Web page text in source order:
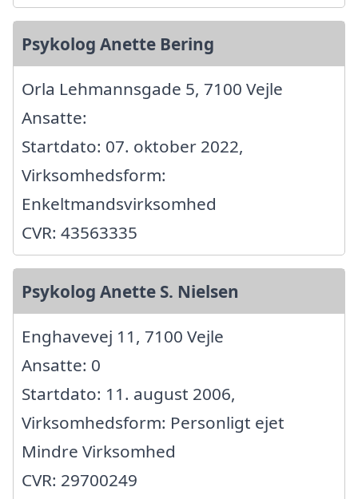
Psykolog Anette Bering
Orla Lehmannsgade 5, 7100 Vejle
Ansatte:
Startdato: 07. oktober 2022,
Virksomhedsform:
Enkeltmandsvirksomhed
CVR: 43563335
Psykolog Anette S. Nielsen
Enghavevej 11, 7100 Vejle
Ansatte: 0
Startdato: 11. august 2006,
Virksomhedsform: Personligt ejet
Mindre Virksomhed
CVR: 29700249